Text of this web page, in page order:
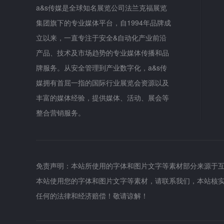
a&s传媒是全球知名展览公司法兰克福展览
集团旗下的专业媒体平台，自1994年品牌成
立以来，一直专注于安全&自动化产业前沿
产品、技术及市场趋势的专业媒体传播和品
牌服务。从安全管理到产业数字化，a&s传
媒拥有首屈一指的国际行业展览会资源以及
丰富的媒体经验，提供媒体、活动、展会等
整合营销服务。
免责声明：本站所使用的字体和图片文字等素材部分来源
本站使用您的字体和图片文字等素材，请联系我们，本站
任何的法律和经济赔偿！敬请谅解！